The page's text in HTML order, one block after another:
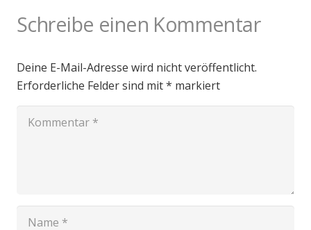
Schreibe einen Kommentar
Deine E-Mail-Adresse wird nicht veröffentlicht.
Erforderliche Felder sind mit* markiert